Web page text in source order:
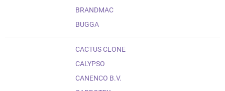
BRANDMAC
BUGGA
CACTUS CLONE
CALYPSO
CANENCO B.V.